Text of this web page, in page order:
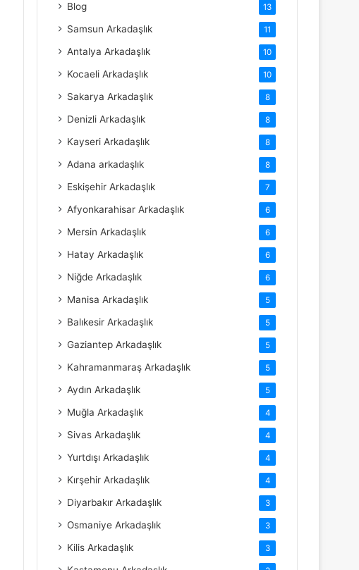
Blog 13
Samsun Arkadaşlık 11
Antalya Arkadaşlık 10
Kocaeli Arkadaşlık 10
Sakarya Arkadaşlık 8
Denizli Arkadaşlık 8
Kayseri Arkadaşlık 8
Adana arkadaşlık 8
Eskişehir Arkadaşlık 7
Afyonkarahisar Arkadaşlık 6
Mersin Arkadaşlık 6
Hatay Arkadaşlık 6
Niğde Arkadaşlık 6
Manisa Arkadaşlık 5
Balıkesir Arkadaşlık 5
Gaziantep Arkadaşlık 5
Kahramanmaraş Arkadaşlık 5
Aydın Arkadaşlık 5
Muğla Arkadaşlık 4
Sivas Arkadaşlık 4
Yurtdışı Arkadaşlık 4
Kırşehir Arkadaşlık 4
Diyarbakır Arkadaşlık 3
Osmaniye Arkadaşlık 3
Kilis Arkadaşlık 3